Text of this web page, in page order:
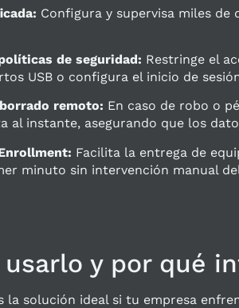
Configura y supervisa miles
de seguridad: Restringe el
USB o configura el inicio de
remoto: En caso de robo o
al instante, asegurando que los
Facilita la entrega de
minuto sin intervención manual
usarlo y por qué
la solución ideal si tu empresa